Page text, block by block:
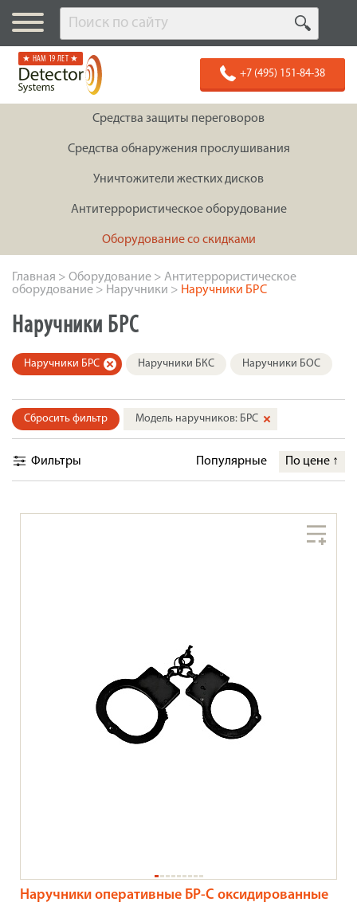
★ НАМ 19 ЛЕТ ★
+7 (495) 151-84-38
Средства защиты переговоров
Средства обнаружения прослушивания
Уничтожители жестких дисков
Антитеррористическое оборудование
Оборудование со скидками
Главная > Оборудование > Антитеррористическое
оборудование > Наручники > Наручники БРС
Наручники БРС
Наручники БРС Наручники БКС Наручники БОС
Сбросить фильтр Модель наручников: БРС
Фильтры Популярные По цене ↑
Наручники оперативные БР-С оксидированные